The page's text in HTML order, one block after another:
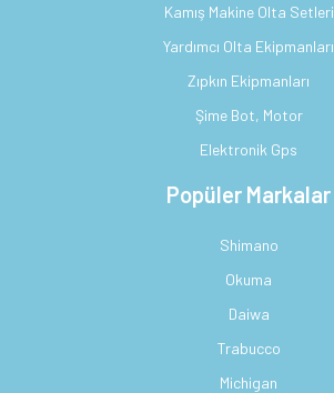
Kamış Makine Olta Setleri
Yardımcı Olta Ekipmanları
Zıpkın Ekipmanları
Şime Bot, Motor
Elektronik Gps
Popüler Markalar
Shimano
Okuma
Daiwa
Trabucco
Michigan